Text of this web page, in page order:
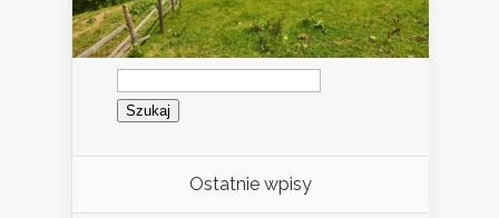
Szukaj:
Ostatnie wpisy